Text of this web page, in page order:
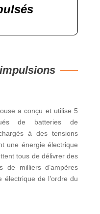
a conçu et utilise 5
de batteries de
à des tensions
une énergie électrique
tous de délivrer des
de milliers d’ampères
électrique de l’ordre du